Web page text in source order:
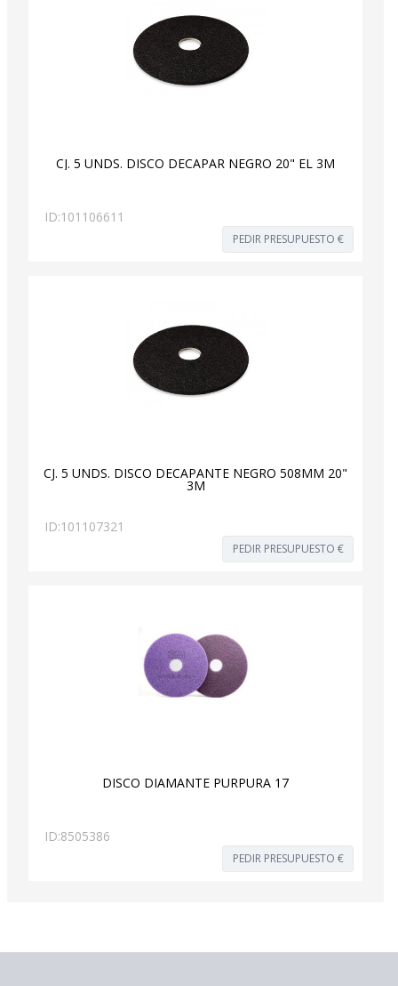
CJ. 5 UNDS. DISCO DECAPAR NEGRO 20" EL 3M
ID:101106611
PEDIR PRESUPUESTO €
CJ. 5 UNDS. DISCO DECAPANTE NEGRO 508MM 20"
3M
ID:101107321
PEDIR PRESUPUESTO €
DISCO DIAMANTE PURPURA 17
ID:8505386
PEDIR PRESUPUESTO €